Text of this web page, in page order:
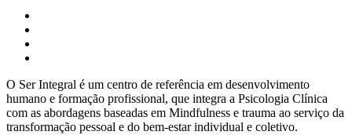
O Ser Integral é um centro de referência em desenvolvimento
humano e formação profissional, que integra a Psicologia Clínica
com as abordagens baseadas em Mindfulness e trauma ao serviço da
transformação pessoal e do bem-estar individual e coletivo.